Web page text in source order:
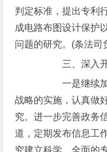
判定标准，提出专利
成电路布图设计保护
问题的研究。(条法司
三、深入开
一是继续加强
战略的实施，认真做
究。进一步完善政务
道，定期发布信息工
究建立科学、全面的